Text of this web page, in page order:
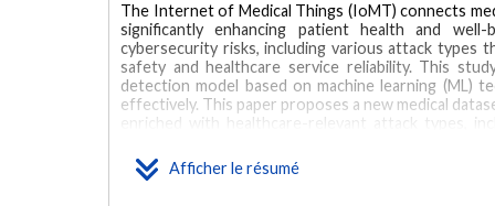
Afficher le résumé
The Internet of Medical Things (IoMT) connects
significantly enhancing patient health and
cybersecurity risks, including various attack types
safety and healthcare service reliability. This
detection model based on machine learning (ML)
effectively. This paper proposes a new medical
enriched with healthcare-relevant attack types,
offering a more challenging and realistic
including Random Forest, XGBoost, and